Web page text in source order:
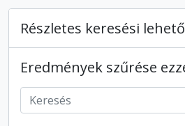
Részletes keresési
Eredmények szűrése